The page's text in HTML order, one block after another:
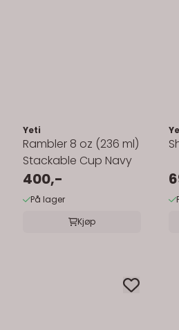
Yeti
Rambler 8 oz (236 ml)
Stackable Cup Navy
400,-
På lager
Kjøp